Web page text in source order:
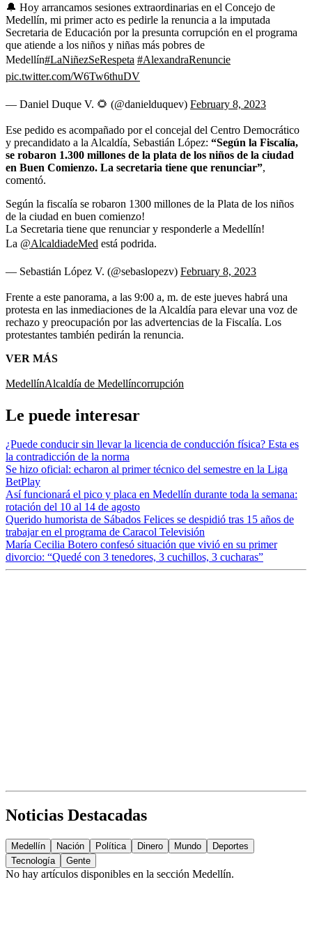
🔔 Hoy arrancamos sesiones extraordinarias en el Concejo de
Medellín, mi primer acto es pedirle la renuncia a la imputada
Secretaria de Educación por la presunta corrupción en el programa
que atiende a los niños y niñas más pobres de
Medellín#LaNiñezSeRespeta #AlexandraRenuncie
pic.twitter.com/W6Tw6thuDV
— Daniel Duque V. 🌻 (@danielduquev) February 8, 2023
Ese pedido es acompañado por el concejal del Centro Democrático
y precandidato a la Alcaldía, Sebastián López: “Según la Fiscalía,
se robaron 1.300 millones de la plata de los niños de la ciudad
en Buen Comienzo. La secretaria tiene que renunciar”,
comentó.
Según la fiscalía se robaron 1300 millones de la Plata de los niños
de la ciudad en buen comienzo!
La Secretaria tiene que renunciar y responderle a Medellín!
La @AlcaldiadeMed está podrida.
— Sebastián López V. (@sebaslopezv) February 8, 2023
Frente a este panorama, a las 9:00 a, m. de este jueves habrá una
protesta en las inmediaciones de la Alcaldía para elevar una voz de
rechazo y preocupación por las advertencias de la Fiscalía. Los
protestantes también pedirán la renuncia.
VER MÁS
MedellínAlcaldía de Medellíncorrupción
Le puede interesar
¿Puede conducir sin llevar la licencia de conducción física? Esta es
la contradicción de la norma
Se hizo oficial: echaron al primer técnico del semestre en la Liga
BetPlay
Así funcionará el pico y placa en Medellín durante toda la semana:
rotación del 10 al 14 de agosto
Querido humorista de Sábados Felices se despidió tras 15 años de
trabajar en el programa de Caracol Televisión
María Cecilia Botero confesó situación que vivió en su primer
divorcio: “Quedé con 3 tenedores, 3 cuchillos, 3 cucharas”
Noticias Destacadas
Medellín Nación Política Dinero Mundo
Deportes
Tecnología
Gente
No hay artículos disponibles en la sección Medellín.